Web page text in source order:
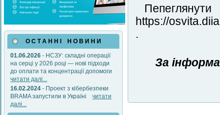
О С Т А Н Н І Н О В И Н И
01.06.2026 - НСЗУ: складні операції
на серці у 2026 році — нові підходи
до оплати та концентрації допомоги
читати далі...
16.02.2024 - Проект з кібербезпеки
BRAMA запустили в Україні читати
далі...
https://
.
За